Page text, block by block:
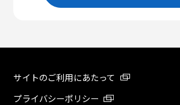
サイトのご利用にあたって
プライバシーポリシー